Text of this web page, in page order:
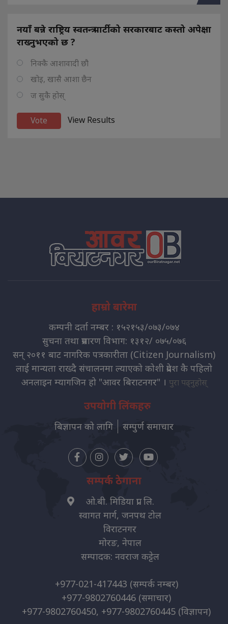
नयाँ बन्ने राष्ट्रिय स्वतन्त्र पार्टीको सरकारबाट कस्तो अपेक्षा
राख्नुभएको छ ?
निक्कै आशावादी छौ
खोइ, खासै आशा छैन
ज सुकै होस्
View Results
हाम्रो बारेमा
कम्पनी दर्ता नम्बर : १५२१५३/०७३/०७४
सुचना तथा प्रसारण विभाग: १३१२/ ०७५/०७६
सन् २०११ बाट नागरिक पत्रकारीता (Citizen Journalism)
लाई मान्यता राख्दै संचालनमा ल्याएको कोशी प्रदेश कै पहिलो
अनलाइन म्यागजिन हो "आवर बिराटनगर" । पुरा पढ्नुहोस्
उपयोगी लिंकहरु
बिज्ञापन को लागि सम्पुर्ण समाचार
सम्पर्क ठेगाना
ओ.बी. मिडिया प्रा. लि.
स्वागत मार्ग, जनपथ टोल
विराटनगर
मोरङ, नेपाल
सम्पादक: नवराज कट्टेल
+977-021-417443 (सम्पर्क नम्बर)
+977-9802760446 (समाचार)
+977-9802760450, +977-9802760445 (विज्ञापन)